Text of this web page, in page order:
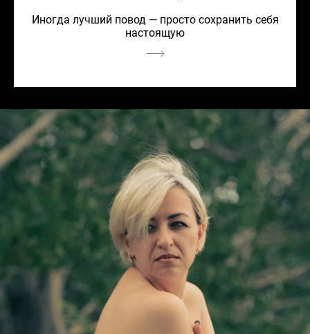
Иногда лучший повод — просто сохранить себя
настоящую